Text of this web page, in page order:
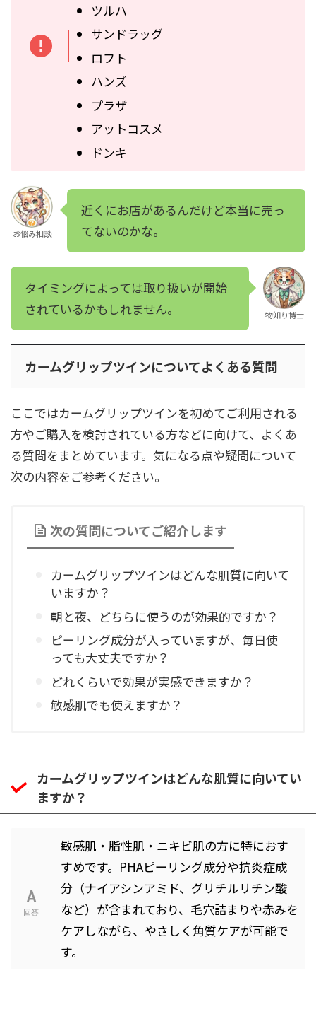
ツルハ
サンドラッグ
ロフト
ハンズ
プラザ
アットコスメ
ドンキ
お悩み相談
近くにお店があるんだけど本当に売っ
てないのかな。
タイミングによっては取り扱いが開始
されているかもしれません。
物知り博士
カームグリップツインについてよくある質問
ここではカームグリップツインを初めてご利用される
方やご購入を検討されている方などに向けて、よくあ
る質問をまとめています。気になる点や疑問について
次の内容をご参考ください。
次の質問についてご紹介します
カームグリップツインはどんな肌質に向いて
いますか？
朝と夜、どちらに使うのが効果的ですか？
ピーリング成分が入っていますが、毎日使
っても大丈夫ですか？
どれくらいで効果が実感できますか？
敏感肌でも使えますか？
カームグリップツインはどんな肌質に向いてい
ますか？
敏感肌・脂性肌・ニキビ肌の方に特におす
すめです。PHAピーリング成分や抗炎症成
分（ナイアシンアミド、グリチルリチン酸
など）が含まれており、毛穴詰まりや赤みを
ケアしながら、やさしく角質ケアが可能で
す。